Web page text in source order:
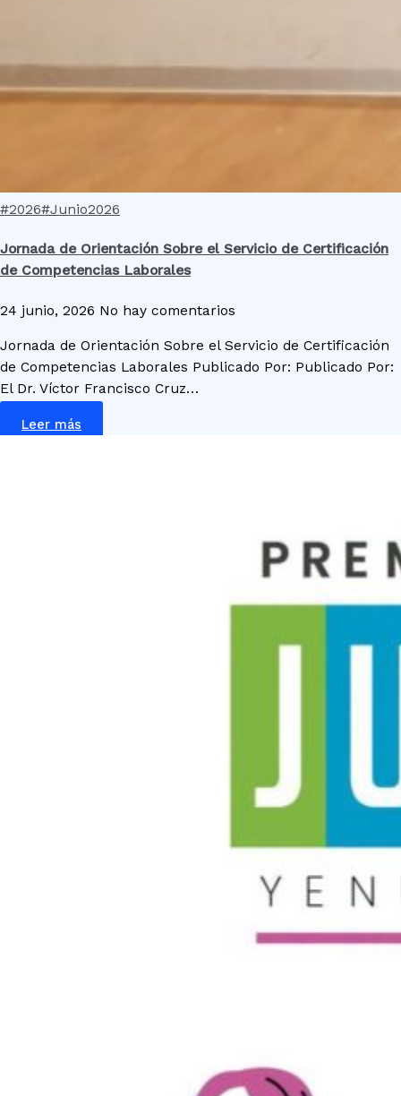
#2026#Junio2026
Jornada de Orientación Sobre el Servicio de Certificación
de Competencias Laborales
24 junio, 2026 No hay comentarios
Jornada de Orientación Sobre el Servicio de Certificación
de Competencias Laborales Publicado Por: Publicado Por:
El Dr. Víctor Francisco Cruz…
Leer más